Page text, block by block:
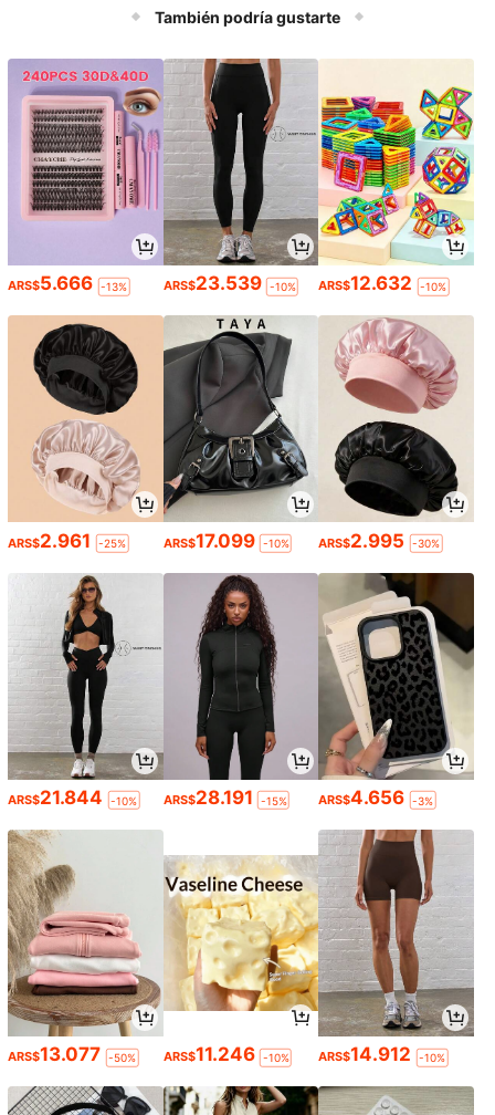
También podría gustarte
ARS$5.666 -13% ARS$23.539 -10% ARS$12.632 -10%
ARS$2.961 -25% ARS$17.099 -10% ARS$2.995 -30%
ARS$21.844 -10% ARS$28.191 -15% ARS$4.656 -3%
ARS$13.077 -50% ARS$11.246 -10% ARS$14.912 -10%